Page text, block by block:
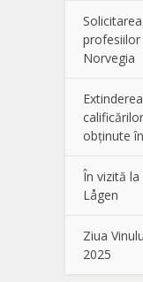
Norvegia
obținute
În vizită
Lågen
Ziua
2025